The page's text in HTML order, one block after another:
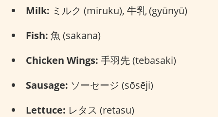
Milk: ミルク (miruku), 牛乳 (gyūnyū)
Fish: 魚 (sakana)
Chicken Wings: 手羽先 (tebasaki)
Sausage: ソーセージ (sōsēji)
Lettuce: レタス (retasu)